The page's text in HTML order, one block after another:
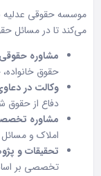
موسسه حقوقی عدلیه
می‌کند تا در مسائل
مشاوره
حقوق
وکالت در
دفاع از حقوق
مشاوره
املاک و
تحقیقات و
تخصصی بر